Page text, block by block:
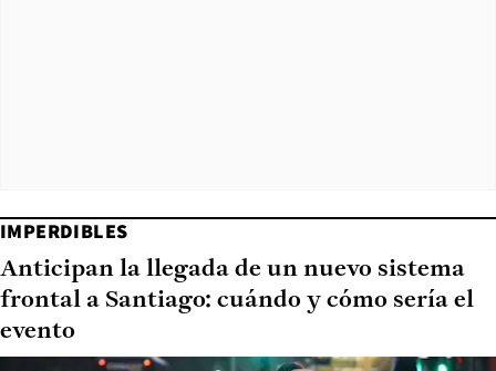
IMPERDIBLES
Anticipan la llegada de un nuevo sistema
frontal a Santiago: cuándo y cómo sería el
evento